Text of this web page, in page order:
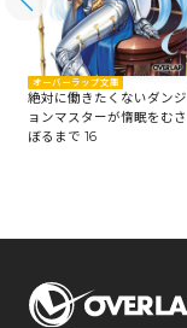
オーバーラップ文庫
絶対に働きたくないダンジ
ョンマスターが惰眠をむさ
ぼるまで 16